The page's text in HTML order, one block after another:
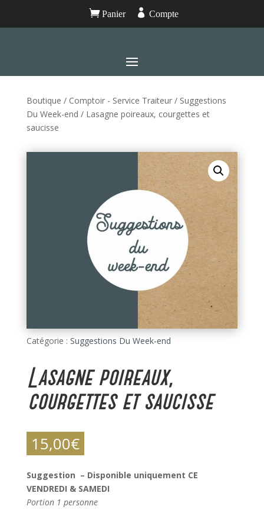
Panier  Compte
Boutique / Comptoir - Service Traiteur/ Suggestions
Du Week-end / Lasagne poireaux, courgettes et
saucisse
Catégorie : Suggestions Du Week-end
Lasagne poireaux,
courgettes et saucisse
15,00€
Suggestion – Disponible uniquement CE
VENDREDI & SAMEDI
Portion 1 personne